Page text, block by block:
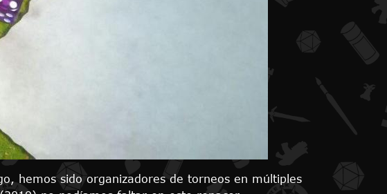
hemos sido organizadores de torneos en múltiples